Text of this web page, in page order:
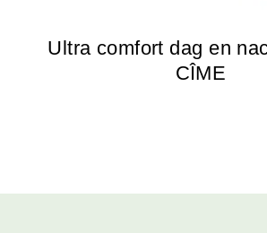
Ultra comfort dag en
CÎME